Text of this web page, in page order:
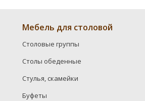
Мебель для столовой
Столовые группы
Столы обеденные
Стулья, скамейки
Буфеты